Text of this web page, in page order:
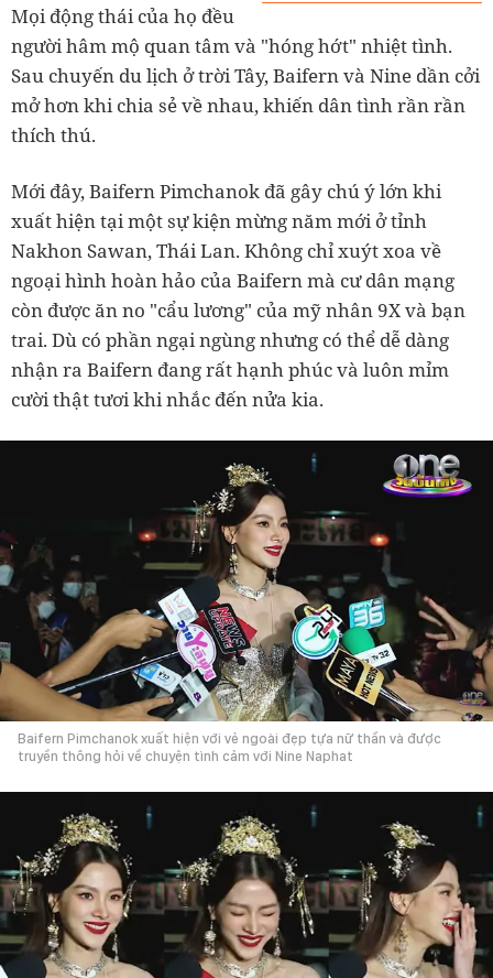
Mọi động thái của họ đều
người hâm mộ quan tâm và "hóng hớt" nhiệt tình.
Sau chuyến du lịch ở trời Tây, Baifern và Nine dần cởi
mở hơn khi chia sẻ về nhau, khiến dân tình rần rần
thích thú.
Mới đây, Baifern Pimchanok đã gây chú ý lớn khi
xuất hiện tại một sự kiện mừng năm mới ở tỉnh
Nakhon Sawan, Thái Lan. Không chỉ xuýt xoa về
ngoại hình hoàn hảo của Baifern mà cư dân mạng
còn được ăn no "cẩu lương" của mỹ nhân 9X và bạn
trai. Dù có phần ngại ngùng nhưng có thể dễ dàng
nhận ra Baifern đang rất hạnh phúc và luôn mỉm
cười thật tươi khi nhắc đến nửa kia.
Baifern Pimchanok xuất hiện với vẻ ngoài đẹp tựa nữ thần và được
truyền thông hỏi về chuyện tình cảm với Nine Naphat